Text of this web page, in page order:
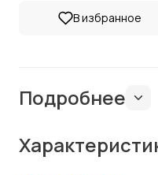
В избранное
Подробнее